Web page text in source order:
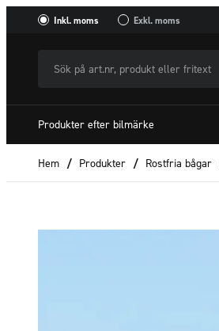
Inkl. moms Exkl. moms
art.nr,
produkt
eller
fritextSök
Produkter efter bilmärke
Hem / Produkter / Rostfria bågar